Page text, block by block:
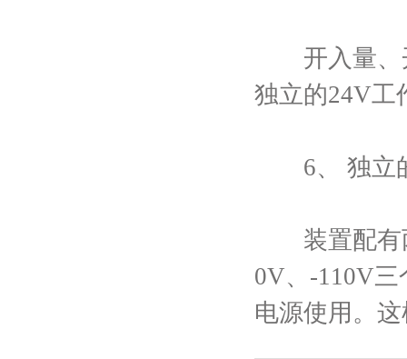
开入量、开
独立的24V工
6、 独立
装置配有两
0V、-110V
电源使用。